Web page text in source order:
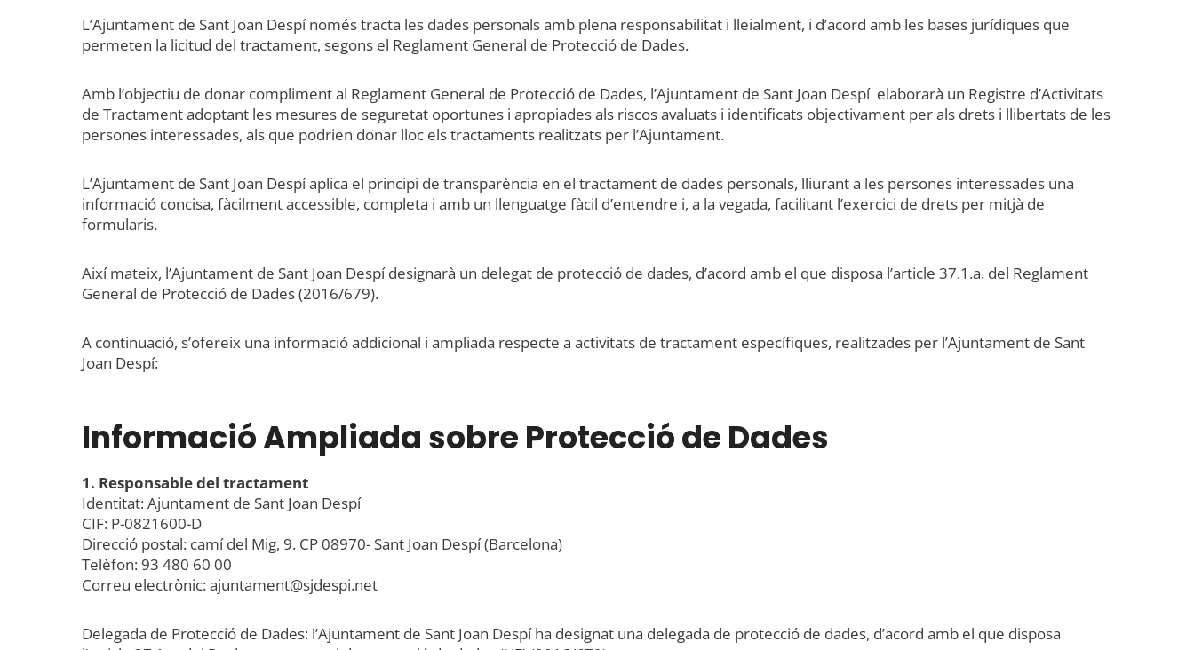
L’Ajuntament de Sant Joan Despí només tracta les dades personals amb plena responsabilitat i lleialment, i d’acord amb les bases jurídiques que
permeten la licitud del tractament, segons el Reglament General de Protecció de Dades.
Amb l’objectiu de donar compliment al Reglament General de Protecció de Dades, l’Ajuntament de Sant Joan Despí elaborarà un Registre d’Activitats
de Tractament adoptant les mesures de seguretat oportunes i apropiades als riscos avaluats i identificats objectivament per als drets i llibertats de les
persones interessades, als que podrien donar lloc els tractaments realitzats per l’Ajuntament.
L’Ajuntament de Sant Joan Despí aplica el principi de transparència en el tractament de dades personals, lliurant a les persones interessades una
informació concisa, fàcilment accessible, completa i amb un llenguatge fàcil d’entendre i, a la vegada, facilitant l’exercici de drets per mitjà de
formularis.
Així mateix, l’Ajuntament de Sant Joan Despí designarà un delegat de protecció de dades, d’acord amb el que disposa l’article 37.1.a. del Reglament
General de Protecció de Dades (2016/679).
A continuació, s’ofereix una informació addicional i ampliada respecte a activitats de tractament específiques, realitzades per l’Ajuntament de Sant
Joan Despí:
Informació Ampliada sobre Protecció de Dades
1. Responsable del tractament
Identitat: Ajuntament de Sant Joan Despí
CIF: P-0821600-D
Direcció postal: camí del Mig, 9. CP 08970- Sant Joan Despí (Barcelona)
Telèfon: 93 480 60 00
Correu electrònic: ajuntament@sjdespi.net
Delegada de Protecció de Dades: l’Ajuntament de Sant Joan Despí ha designat una delegada de protecció de dades, d’acord amb el que disposa